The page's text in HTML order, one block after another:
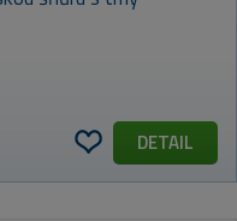
DETAIL